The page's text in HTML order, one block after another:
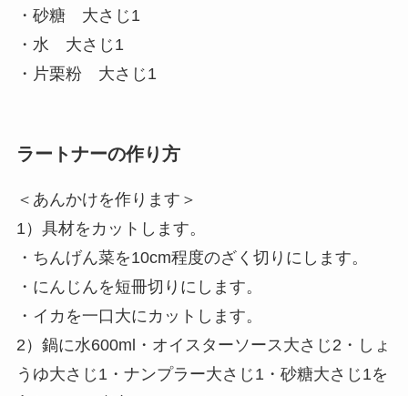
・砂糖 大さじ1
・水 大さじ1
・片栗粉 大さじ1
ラートナーの作り方
＜あんかけを作ります＞
1）具材をカットします。
・ちんげん菜を10cm程度のざく切りにします。
・にんじんを短冊切りにします。
・イカを一口大にカットします。
2）鍋に水600ml・オイスターソース大さじ2・しょ
うゆ大さじ1・ナンプラー大さじ1・砂糖大さじ1を